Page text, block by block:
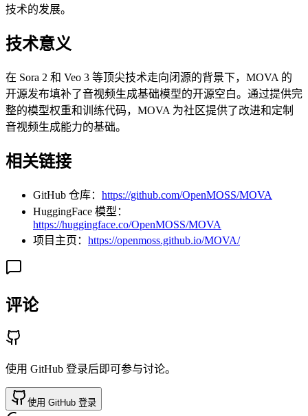
技术的发展。
技术意义
在 Sora 2 和 Veo 3 等顶尖技术走向闭源的背景下，MOVA 的
开源发布填补了音视频生成基础模型的开源空白。通过提供完
整的模型权重和训练代码，MOVA 为社区提供了改进和定制
音视频生成能力的基础。
相关链接
GitHub 仓库： https://github.com/OpenMOSS/MOVA
HuggingFace 模型：
https://huggingface.co/OpenMOSS/MOVA
项目主页： https://openmoss.github.io/MOVA/
评论
使用 GitHub 登录后即可参与讨论。
使用 GitHub 登录